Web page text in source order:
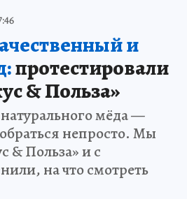
и
протестировали
& Польза»
мёда —
непросто. Мы
& Польза» и с
на что смотреть